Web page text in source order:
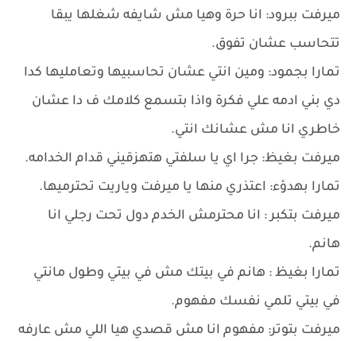
ميرفت ببرود: انا حرة وهيا مش شايفه شغلها يبقا
تتحاسب عشان تفوق.
تمارا بجمود: ومين انتي عشان تحاسبيها وتعامليها كدا
دي بني ادمه علي فكرة واذا بتسمع كلامك ف دا عشان
خاطري انا مش عشانك انتي.
ميرفت بغيظ: جرا اي يا سلفتي هتهزقيني قدام الخدامه.
تمارا بهدؤء: اعتذري منها يا ميرفت وياريت تحترميها.
ميرفت بتكبر : انا محترمش الخدم دول تحت رجلي انا
هانم.
تمارا بغيظ : هانم في بيتك مش في بيتي وطول مانتي
في بيتي تلمي نفسك مفهوم.
ميرفت بتوتر: مفهوم انا مش قصدي هيا اللي مش عارفه